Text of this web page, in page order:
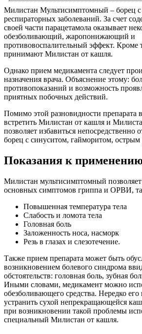
Милистан Мультисимптомный – борец
респираторных заболеваний. За счет
своей части парацетамола оказывает
обезболивающий, жаропонижающий и
противовоспалительный эффект. Кроме
принимают Милистан от кашля.
Однако прием медикамента следует
назначения врача. Объяснение этому:
противопоказаний и возможность
приятных побочных действий.
Помимо этой разновидности препарата
встретить Милистан от кашля и
позволяет избавиться непосредственно
борец с синуситом, гайморитом,
Показания к
Милистан мультисимптомный позволяет
основных симптомов гриппа и ОРВИ,
Повышенная температура тела
Слабость и ломота тела
Головная боль
Заложенность носа, насморк
Резь в глазах и слезотечение.
Также прием препарата может быть
возникновением болевого синдрома
обстоятельств: головная боль, зубная
Иными словами, медикамент можно
обезболивающего средства. Нередко
устранить сухой непрекращающейся
при возникновении такой проблемы
специальный Милистан от кашля.